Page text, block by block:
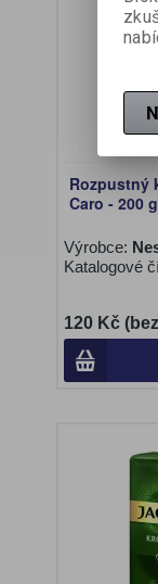
Rozpustný
Caro - 200 g
Výrobce:
Katalogové
120 Kč